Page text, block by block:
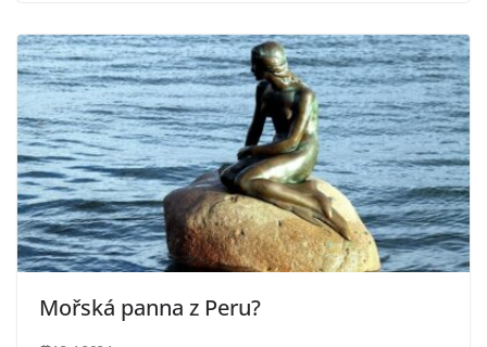
Mořská panna z Peru?